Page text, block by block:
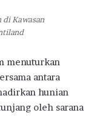
di Kawasan
menuturkan
antara
hunian
oleh sarana